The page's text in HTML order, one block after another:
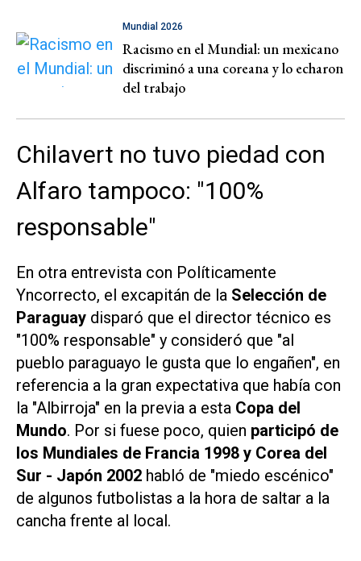
Mundial 2026
Racismo en el Mundial: un mexicano
discriminó a una coreana y lo echaron
del trabajo
Chilavert no tuvo piedad con
Alfaro tampoco: "100%
responsable"
En otra entrevista con Políticamente
Yncorrecto, el excapitán de la Selección de
Paraguay disparó que el director técnico es
"100% responsable" y consideró que "al
pueblo paraguayo le gusta que lo engañen", en
referencia a la gran expectativa que había con
la "Albirroja" en la previa a esta Copa del
Mundo. Por si fuese poco, quien participó de
los Mundiales de Francia 1998 y Corea del
Sur - Japón 2002 habló de "miedo escénico"
de algunos futbolistas a la hora de saltar a la
cancha frente al local.